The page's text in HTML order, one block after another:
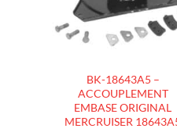
D’ENVIES
BK-18643A5 –
ACCOUPLEMENT
EMBASE ORIGINAL
MERCRUISER